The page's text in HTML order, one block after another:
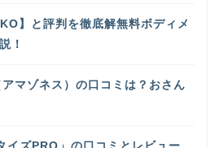
】と評判を徹底解無料ボディメ
！
マゾネス）の口コミは？おさん